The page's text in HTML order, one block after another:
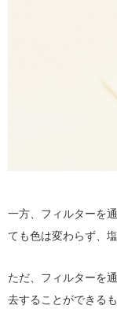
一方、フィルターを
ても色は変わらず、
ただ、フィルターを
去することができる